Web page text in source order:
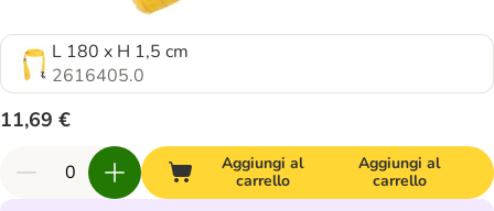
L 180 x H 1,5 cm
2616405.0
11,69 €
Aggiungi al
carrello
Aggiungi al
carrello